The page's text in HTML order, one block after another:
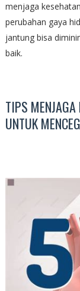
menjaga
perubahan gaya
jantung bisa
baik.
TIPS
UNTUK